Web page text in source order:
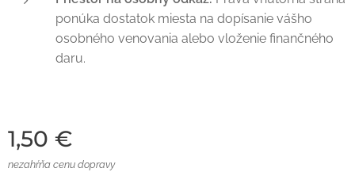
ponúka dostatok miesta na dopísanie vášho
osobného venovania alebo vloženie finančného
daru.
1,50 €
nezahŕňa cenu dopravy